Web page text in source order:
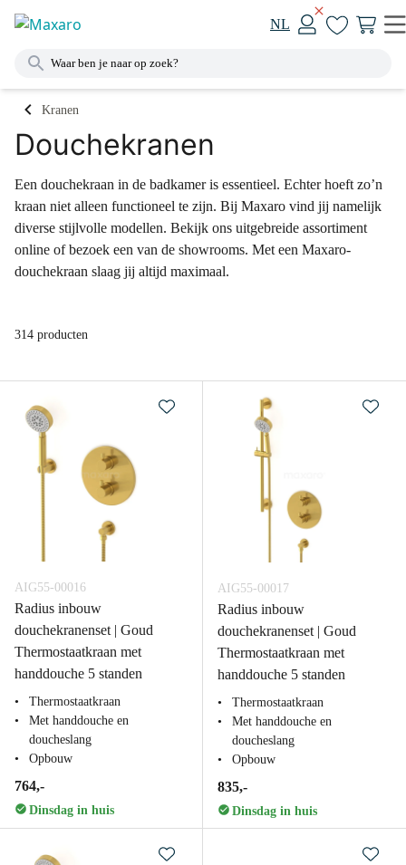
NL
Kranen
Douchekranen
Een douchekraan in de badkamer is essentieel. Echter hoeft zo’n
kraan niet alleen functioneel te zijn. Bij Maxaro vind jij namelijk
diverse stijlvolle modellen. Bekijk ons uitgebreide assortiment
online of bezoek een van de showrooms. Met een Maxaro-
douchekraan slaag jij altijd maximaal.
314 producten
AIG55-00016
Radius inbouw
douchekranenset | Goud
Thermostaatkraan met
handdouche 5 standen
Thermostaatkraan
Met handdouche en
doucheslang
Opbouw
764,-
Dinsdag in huis
AIG55-00017
Radius inbouw
douchekranenset | Goud
Thermostaatkraan met
handdouche 5 standen
Thermostaatkraan
Met handdouche en
doucheslang
Opbouw
835,-
Dinsdag in huis